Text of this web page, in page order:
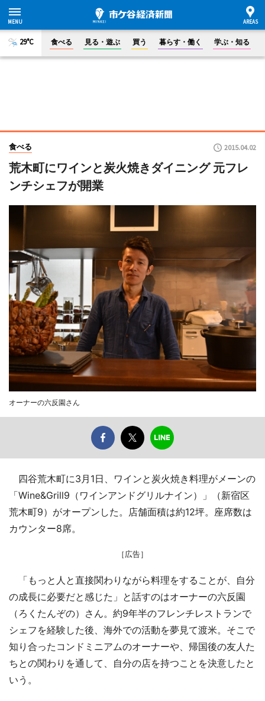
29°C 食べる 見る・遊ぶ 買う 暮らす・働く 学ぶ・知る
食べる 2015.04.02
荒木町にワインと炭火焼きダイニング 元フレ
ンチシェフが開業
オーナーの六反園さん
四谷荒木町に3月1日、ワインと炭火焼き料理がメーンの
「Wine&Grill9（ワインアンドグリルナイン）」（新宿区
荒木町9）がオープンした。店舗面積は約12坪。座席数は
カウンター8席。
［広告］
「もっと人と直接関わりながら料理をすることが、自分
の成長に必要だと感じた」と話すのはオーナーの六反園
（ろくたんぞの）さん。約9年半のフレンチレストランで
シェフを経験した後、海外での活動を夢見て渡米。そこで
知り合ったコンドミニアムのオーナーや、帰国後の友人た
ちとの関わりを通して、自分の店を持つことを決意したと
いう。